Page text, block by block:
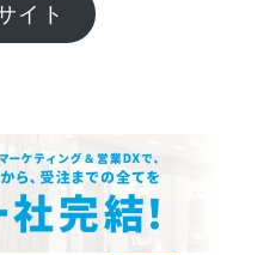
イト